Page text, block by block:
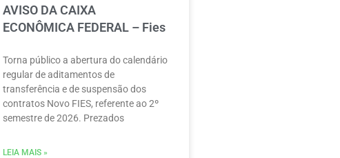
AVISO DA CAIXA
ECONÔMICA FEDERAL – Fies
Torna público a abertura do calendário
regular de aditamentos de
transferência e de suspensão dos
contratos Novo FIES, referente ao 2º
semestre de 2026. Prezados
LEIA MAIS »